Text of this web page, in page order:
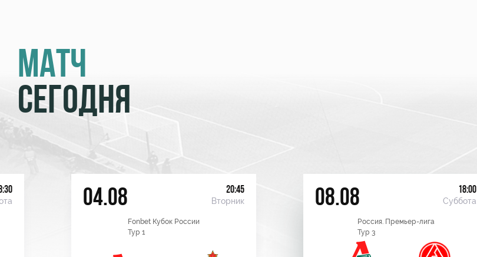
МАТЧ
СЕГОДНЯ
04.08 20:45
Вторник
Fonbet Кубок России
Тур 1
08.08 18:00
Суббота
Россия. Премьер-лига
Тур 3